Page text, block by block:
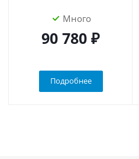
Много
90 780 ₽
Подробнее